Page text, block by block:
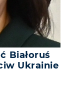
Białoruś
Ukrainie